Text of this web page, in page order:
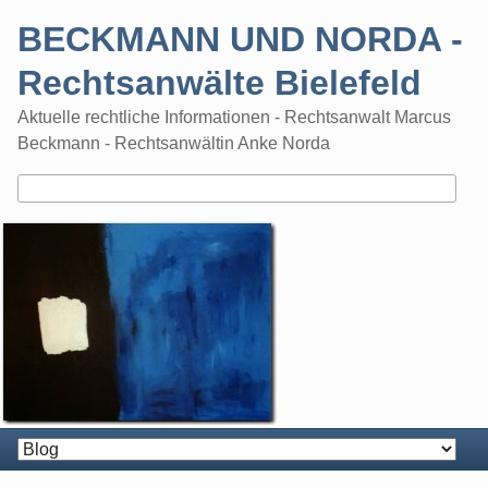
BECKMANN UND NORDA -
Rechtsanwälte Bielefeld
Aktuelle rechtliche Informationen - Rechtsanwalt Marcus
Beckmann - Rechtsanwältin Anke Norda